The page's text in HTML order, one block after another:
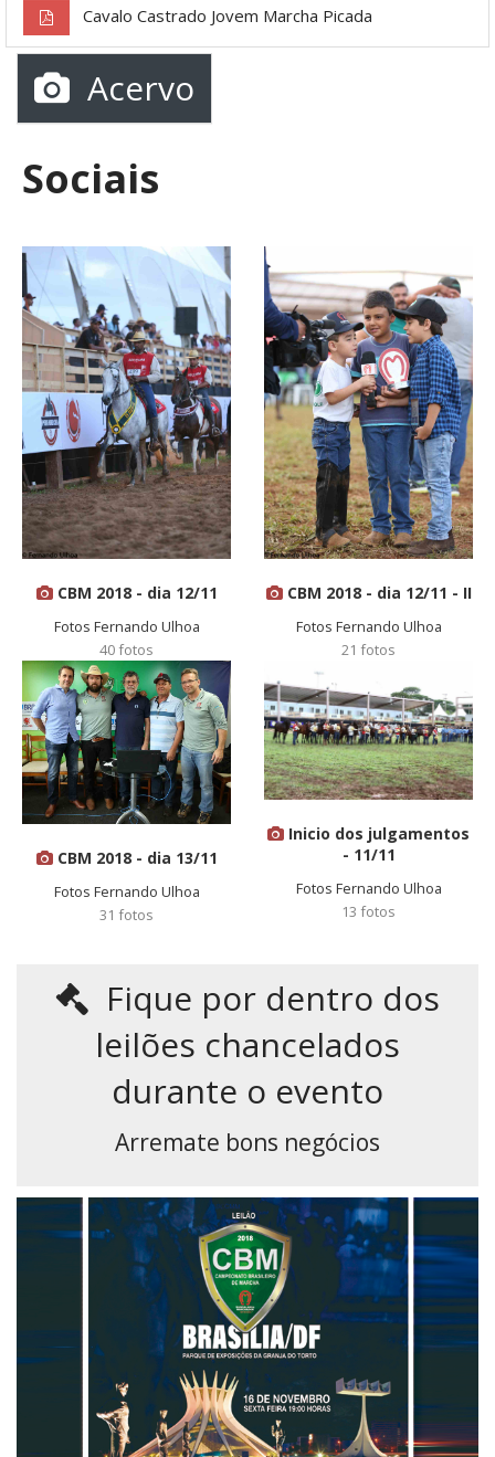
Cavalo Castrado Jovem Marcha Picada
Acervo
Sociais
CBM 2018 - dia 12/11
Fotos Fernando Ulhoa
40 fotos
CBM 2018 - dia 12/11 - II
Fotos Fernando Ulhoa
21 fotos
CBM 2018 - dia 13/11
Fotos Fernando Ulhoa
31 fotos
Inicio dos julgamentos
- 11/11
Fotos Fernando Ulhoa
13 fotos
Fique por dentro dos
leilões chancelados
durante o evento
Arremate bons negócios